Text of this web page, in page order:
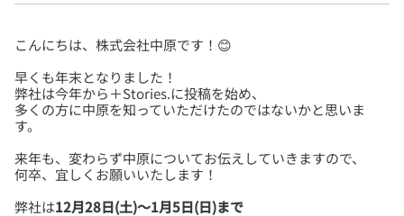
早くも年末となりました！
弊社は今年から＋Stories.に投稿を始め、
多くの方に中原を知っていただけたのではないかと思いま
来年も、変わらず中原についてお伝えしていきますので、
弊社は12月28日(土)～1月5日(日)まで